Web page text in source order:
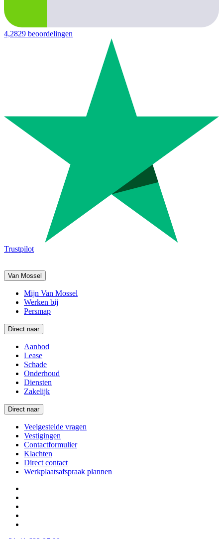
4,2829 beoordelingen
Trustpilot
Van Mossel
Mijn Van Mossel
Werken bij
Persmap
Direct naar
Aanbod
Lease
Schade
Onderhoud
Diensten
Zakelijk
Direct naar
Veelgestelde vragen
Vestigingen
Contactformulier
Klachten
Direct contact
Werkplaatsafspraak plannen